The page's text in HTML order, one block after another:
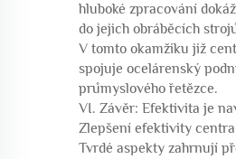
hluboké zpracování
do jejich obráběcích
V tomto okamžiku již
spojuje ocelárenský
průmyslového řetězce.
VI. Závěr: Efektivita je
Zlepšení efektivity
Tvrdé aspekty zahrnují